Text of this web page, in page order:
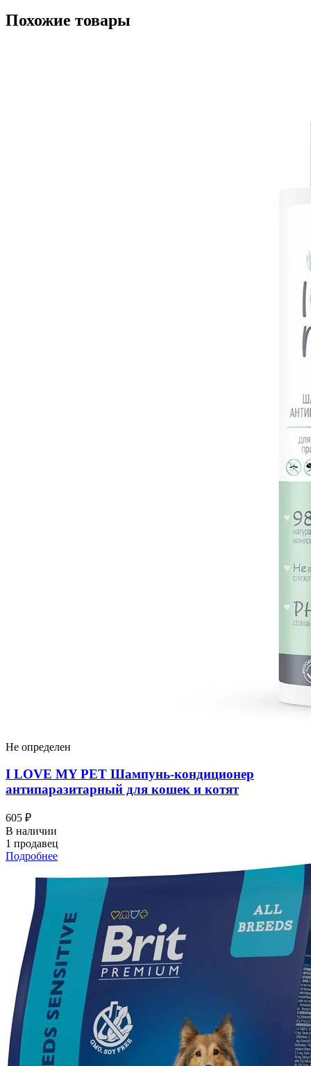
Похожие товары
Не определен
I LOVЕ MY PET Шампунь-кондиционер
антипаразитарный для кошек и котят
605 ₽
В наличии
1 продавец
Подробнее